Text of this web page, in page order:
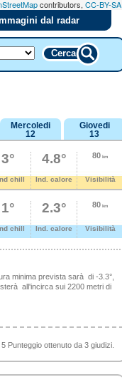
contributors, CC-BY-SA
dal radar
Cerca
Mercoledi
12
Giovedi
13
3°
chill
4.8°
Ind. calore
80 km
Visibilità
1°
chill
2.3°
Ind. calore
80 km
Visibilità
minima prevista sarà di -3.3°,
all'incirca sui 2200 metri di
5 Punteggio ottenuto da3 giudizi.